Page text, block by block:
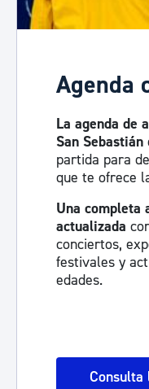
Agenda
La agenda de
San Sebastián
partida para
que te ofrece
Una completa
actualizada
conciertos,
festivales y
edades.
Consulta